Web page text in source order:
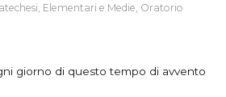
Elementari e Medie Oratorio
giorno di questo tempo di avvento